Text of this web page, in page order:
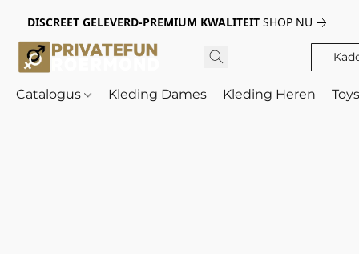
DISCREET GELEVERD-PREMIUM KWALITEIT SHOP NU
Catalogus Kleding Dames Kleding Heren